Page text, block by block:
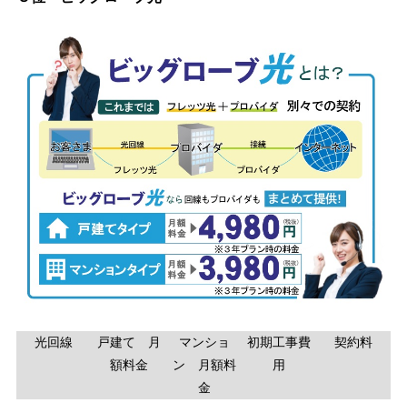
光回線
戸建て 月
額料金
マンショ
ン 月額料
金
初期工事費
用
契約料